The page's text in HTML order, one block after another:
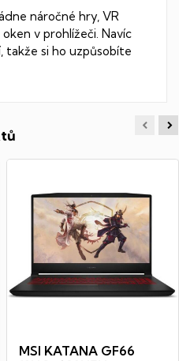
náročné hry, VR
v prohlížeči. Navíc
takže si ho uzpůsobíte
MSI KATANA GF66